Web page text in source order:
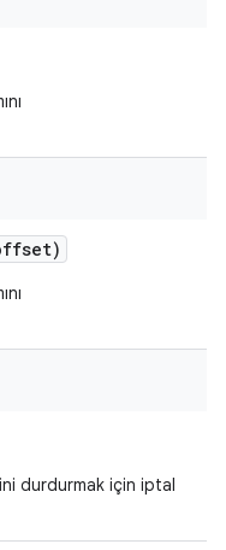
durdurmak için iptal